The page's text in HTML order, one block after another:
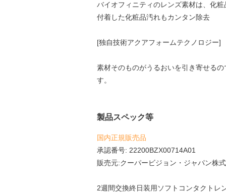
バイオフィニティのレンズ素材は、化
付着した化粧品汚れもカンタン除去
[独自技術アクアフォームテクノロジー]
素材そのものがうるおいを引き寄せる
す。
製品スペック等
国内正規販売品
承認番号: 22200BZX00714A01
販売元:クーパービジョン・ジャパン株
2週間交換終日装用ソフトコンタクトレ